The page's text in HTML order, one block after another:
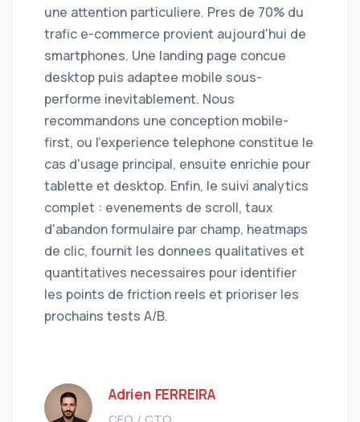
une attention particuliere. Pres de 70% du
trafic e-commerce provient aujourd'hui de
smartphones. Une landing page concue
desktop puis adaptee mobile sous-
performe inevitablement. Nous
recommandons une conception mobile-
first, ou l'experience telephone constitue le
cas d'usage principal, ensuite enrichie pour
tablette et desktop. Enfin, le suivi analytics
complet : evenements de scroll, taux
d'abandon formulaire par champ, heatmaps
de clic, fournit les donnees qualitatives et
quantitatives necessaires pour identifier
les points de friction reels et prioriser les
prochains tests A/B.
Adrien FERREIRA